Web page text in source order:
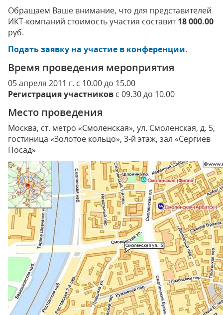
Обращаем Ваше внимание, что для представителей
ИКТ-компаний стоимость участия составит18 000.00
руб.
Подать заявку на участие в конференции.
Время проведения мероприятия
05 апреля 2011 г. с 10.00 до 15.00
Регистрация участников с 09.30 до 10.00
Место проведения
Москва, ст. метро «Смоленская», ул. Смоленская, д. 5,
гостиница «Золотое кольцо», 3-й этаж, зал «Сергиев
Посад»